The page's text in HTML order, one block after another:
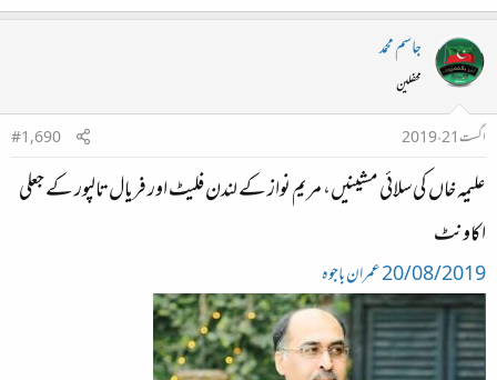
جاسم محمد
محفلین
اگست 21، 2019
#1,690
علیمہ خاں کی سلائی مشینیں، مریم نواز کے لندن فلیٹ اور فریال تالپور کے جعلی
اکاونٹ
20/08/2019عمران باجوہ